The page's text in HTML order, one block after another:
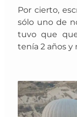
Por cierto,
sólo uno de
tuvo que
tenía 2 años y